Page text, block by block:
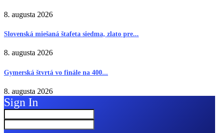
8. augusta 2026
Slovenská miešaná štafeta siedma, zlato pre...
8. augusta 2026
Gymerská štvrtá vo finále na 400...
8. augusta 2026
Sign In